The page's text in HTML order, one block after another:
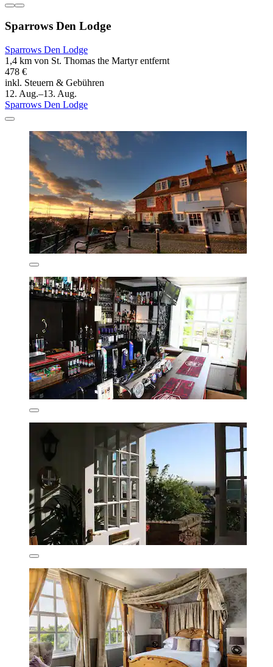
Sparrows Den Lodge
Sparrows Den Lodge
1,4 km von St. Thomas the Martyr entfernt
478 €
inkl. Steuern & Gebühren
12. Aug.–13. Aug.
Sparrows Den Lodge